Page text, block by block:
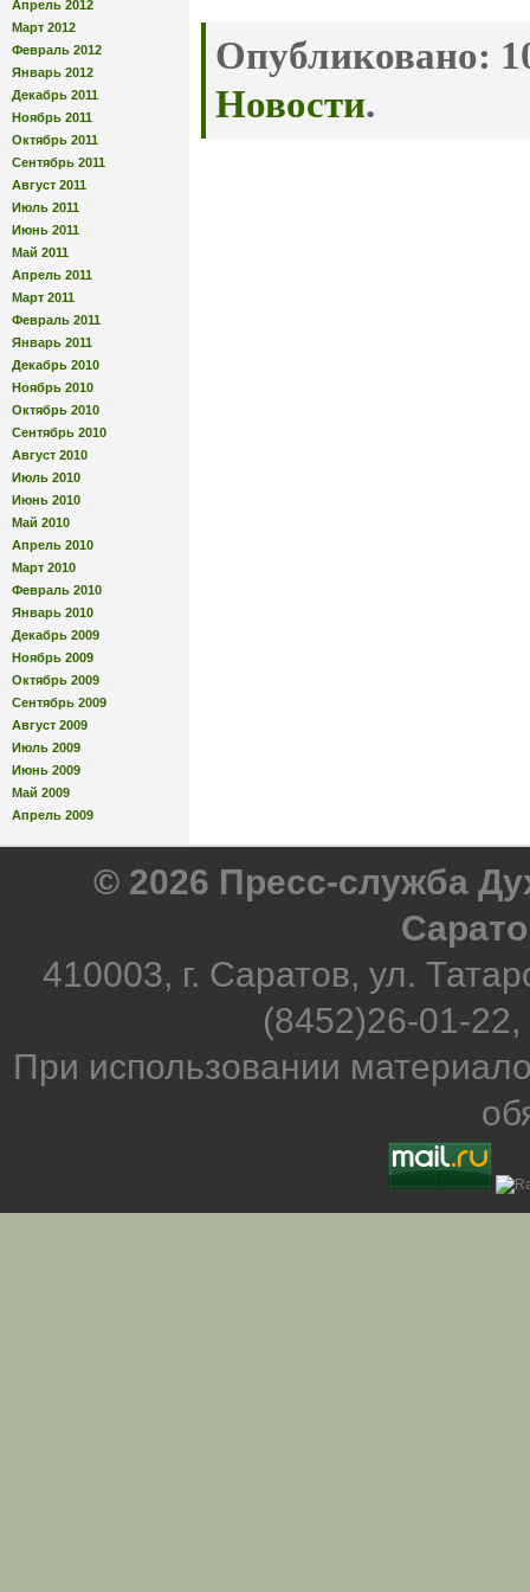
Апрель 2012
Март 2012
Февраль 2012
Январь 2012
Декабрь 2011
Ноябрь 2011
Октябрь 2011
Сентябрь 2011
Август 2011
Июль 2011
Июнь 2011
Май 2011
Апрель 2011
Март 2011
Февраль 2011
Январь 2011
Декабрь 2010
Ноябрь 2010
Октябрь 2010
Сентябрь 2010
Август 2010
Июль 2010
Июнь 2010
Май 2010
Апрель 2010
Март 2010
Февраль 2010
Январь 2010
Декабрь 2009
Ноябрь 2009
Октябрь 2009
Сентябрь 2009
Август 2009
Июль 2009
Июнь 2009
Май 2009
Апрель 2009
Опубликовано:
Новости.
© 2026 Пресс-служба
410003, г. Саратов, ул.
(8452)26-01-
При использовании